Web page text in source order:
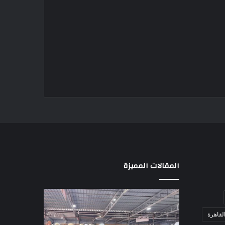
المقالات المميزة
الشيخ
عبدالله
جهامة:
5
قوافل
إماراتية